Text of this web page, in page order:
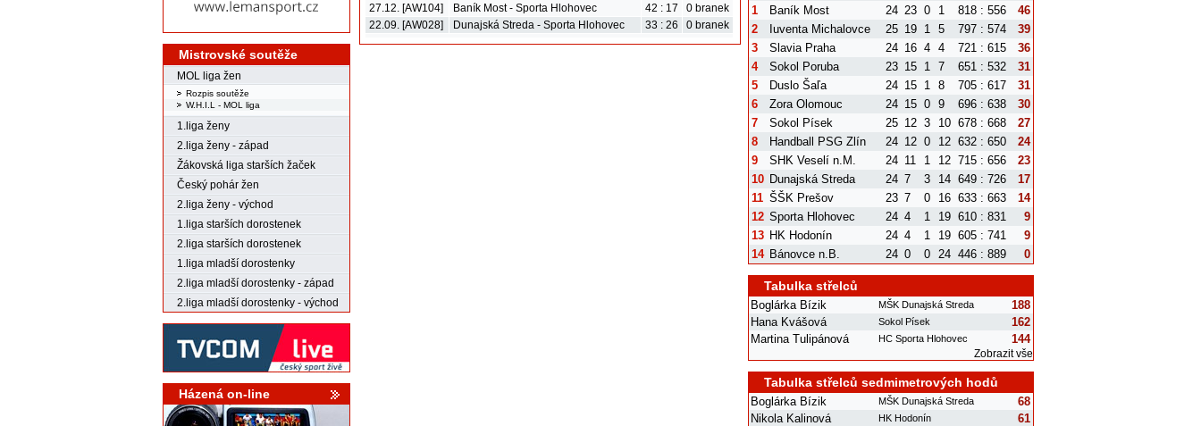
Mistrovské soutěže
MOL liga žen
Rozpis soutěže
W.H.I.L - MOL liga
1.liga ženy
2.liga ženy - západ
Žákovská liga starších žaček
Český pohár žen
2.liga ženy - východ
1.liga starších dorostenek
2.liga starších dorostenek
1.liga mladší dorostenky
2.liga mladší dorostenky - západ
2.liga mladší dorostenky - východ
Házená on-line
27.12. [AW104]
Baník Most - Sporta Hlohovec 42 : 17
0 branek
22.09. [AW028]
Dunajská Streda - Sporta Hlohovec 33 : 26 0 branek
1
Baník Most 24 23 0 1 818 : 556
46
2
Iuventa Michalovce 25 19 1 5 797 : 574
39
3
Slavia Praha 24 16 4 4 721 : 615
36
4
Sokol Poruba 23 15 1 7 651 : 532
31
5
Duslo Šaľa 24 15 1 8 705 : 617
31
6
Zora Olomouc 24 15 0 9 696 : 638
30
7
Sokol Písek 25 12 3 10 678 : 668
27
8
Handball PSG Zlín 24 12 0 12 632 : 650
24
9
SHK Veselí n.M. 24 11 1 12 715 : 656
23
10 Dunajská Streda 24 7 3 14 649 : 726
17
11 ŠŠK Prešov 23 7 0 16 633 : 663
14
12 Sporta Hlohovec 24 4 1 19 610 : 831
9
13 HK Hodonín 24 4 1 19 605 : 741
9
14 Bánovce n.B. 24 0 0 24 446 : 889 0
Tabulka střelců
Boglárka Bízik MŠK Dunajská Streda
188
Hana Kvášová
Sokol Písek
162
Martina Tulipánová
HC Sporta Hlohovec 144
Zobrazit vše
Tabulka střelců sedmimetrových hodů
Boglárka Bízik MŠK Dunajská Streda
68
Nikola Kalinová
HK Hodonín
61